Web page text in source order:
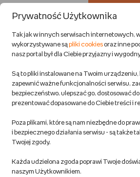
MEGACENA
Pratchett Terry
w 7-8 dni rob.
Dostawa za darmo
Również w
37,99 zł
DODAJ
Prywatność Użytkownika
Tak jak w innych serwisach internetowych,
wykorzystywane sąpliki cookiesoraz inne
nasz portal był dla Ciebie przyjazny i
Są to pliki instalowane na Twoim urządzeniu,
zapewnić ważne funkcjonalności serwisu,
bezpieczeństwo, ulepszać go, dostosować
prezentować dopasowane do Ciebie treści i
Poza plikami, które są nam niezbędne do
i bezpiecznego działania serwisu - są także
Twojej zgody.
Każda udzielona zgoda poprawi Twoje
naszym Użytkownikiem.